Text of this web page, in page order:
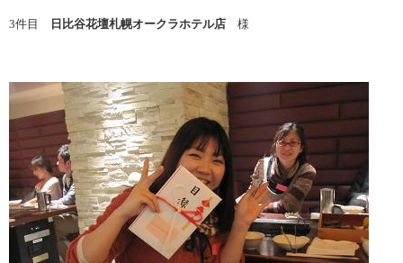
3件目 日比谷花壇札幌オークラホテル店 様